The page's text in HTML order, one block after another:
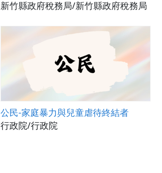
新竹縣政府稅務局/新竹縣政府稅務局
公民-家庭暴力與兒童虐待終結者
行政院/行政院